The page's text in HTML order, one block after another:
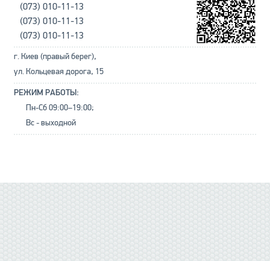
(073) 010-11-13
(073) 010-11-13
(073) 010-11-13
г. Киев (правый берег),
ул. Кольцевая дорога, 15
РЕЖИМ РАБОТЫ:
Пн-Сб 09:00–19:00;
Вс - выходной